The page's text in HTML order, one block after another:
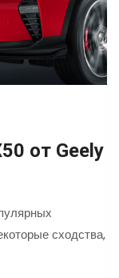
от Geely
сходства,